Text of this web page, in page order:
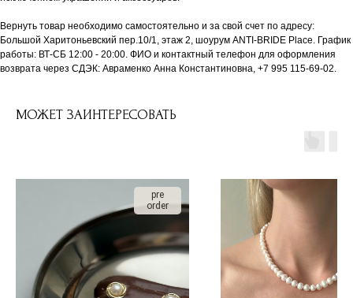
Вернуть товар необходимо самостоятельно и за свой счет по адресу:
Большой Харитоньевский пер.10/1, этаж 2, шоурум ANTI-BRIDE Place. График
работы: ВТ-СБ 12:00 - 20:00. ФИО и контактный телефон для оформления
возврата через СДЭК: Авраменко Анна Константиновна, +7 995 115-69-02.
МОЖЕТ ЗАИНТЕРЕСОВАТЬ
pre
order